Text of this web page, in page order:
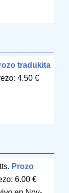
tradukita
4.50 €
Prozo
6.00 €